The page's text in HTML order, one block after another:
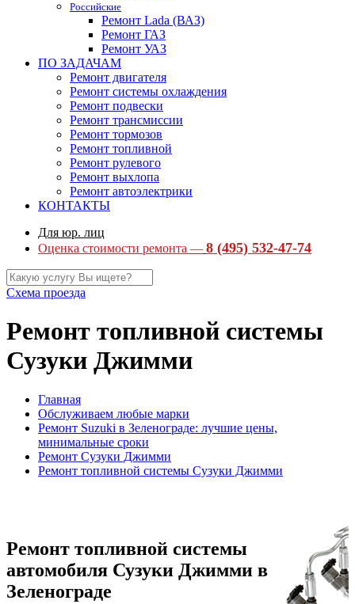
Российские
Ремонт Lada (ВАЗ)
Ремонт ГАЗ
Ремонт УАЗ
ПО ЗАДАЧАМ
Ремонт двигателя
Ремонт системы охлаждения
Ремонт подвески
Ремонт трансмиссии
Ремонт тормозов
Ремонт топливной
Ремонт рулевого
Ремонт выхлопа
Ремонт автоэлектрики
КОНТАКТЫ
Для юр. лиц
Оценка стоимости ремонта — 8 (495) 532-47-74
Схема проезда
Ремонт топливной системы
Сузуки Джимми
Главная
Обслуживаем любые марки
Ремонт Suzuki в Зеленограде: лучшие цены,
минимальные сроки
Ремонт Сузуки Джимми
Ремонт топливной системы Сузуки Джимми
Ремонт топливной системы
автомобиля Сузуки Джимми в
Зеленограде